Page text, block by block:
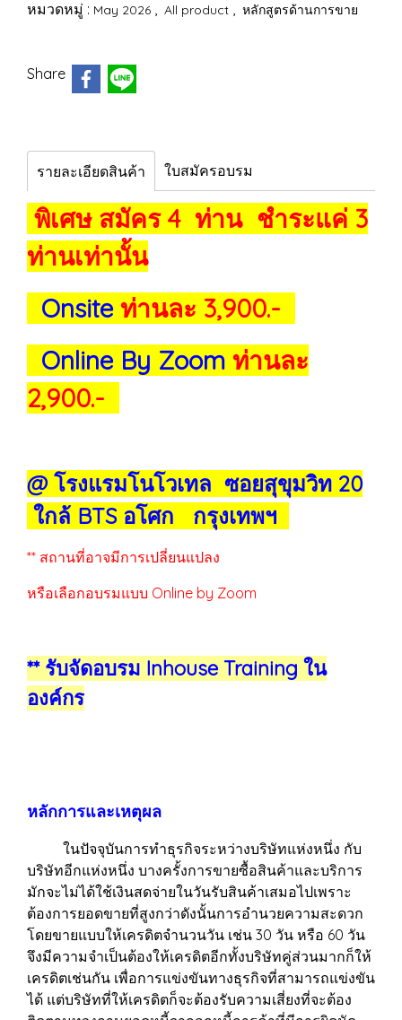
หมวดหมู่ : May 2026 , All product , หลักสูตรด้านการขาย
Share
รายละเอียดสินค้า ใบสมัครอบรม
พิเศษ สมัคร 4 ท่าน ชำระแค่ 3
ท่านเท่านั้น
Onsite ท่านละ 3,900.-
Online By Zoom ท่านละ
2,900.-
@ โรงแรมโนโวเทล ซอยสุขุมวิท 20
ใกล้ BTS อโศก กรุงเทพฯ
** สถานที่อาจมีการเปลี่ยนแปลง
หรือเลือกอบรมแบบ Online by Zoom
** รับจัดอบรม Inhouse Training ใน
องค์กร
หลักการและเหตุผล
ในปัจจุบันการทำธุรกิจระหว่างบริษัทแห่งหนึ่ง กับ
บริษัทอีกแห่งหนึ่ง บางครั้งการขายซื้อสินค้าและบริการ
มักจะไม่ได้ใช้เงินสดจ่ายในวันรับสินค้าเสมอไปเพราะ
ต้องการยอดขายที่สูงกว่าดังนั้นการอำนวยความสะดวก
โดยขายแบบให้เครดิตจำนวนวัน เช่น 30 วัน หรือ 60 วัน
จึงมีความจำเป็นต้องให้เครดิตอีกทั้งบริษัทคู่ส่วนมากก็ให้
เครดิตเช่นกัน เพื่อการแข่งขันทางธุรกิจที่สามารถแข่งขัน
ได้ แต่บริษัทที่ให้เครดิตก็จะต้องรับความเสี่ยงที่จะต้อง